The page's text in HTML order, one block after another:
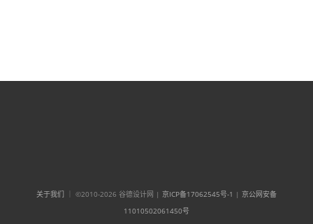
关于我们 ｜ ©2010-2026 谷德设计网 | 京ICP备17062545号-1 | 京公网安备
11010502061450号